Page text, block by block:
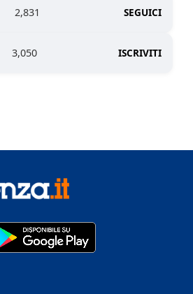
2,831 SEGUICI
3,050 ISCRIVITI